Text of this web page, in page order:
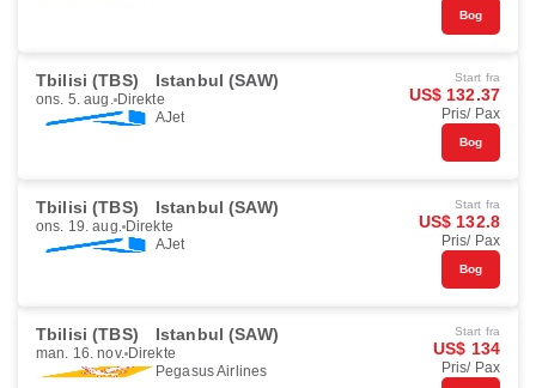
Bog
Tbilisi (TBS) Istanbul (SAW)
ons. 5. aug. Direkte
AJet
Start fra
US$ 132.37
Pris/ Pax
Bog
Tbilisi (TBS) Istanbul (SAW)
ons. 19. aug. Direkte
AJet
Start fra
US$ 132.8
Pris/ Pax
Bog
Tbilisi (TBS) Istanbul (SAW)
man. 16. nov. Direkte
Pegasus Airlines
Start fra
US$ 134
Pris/ Pax